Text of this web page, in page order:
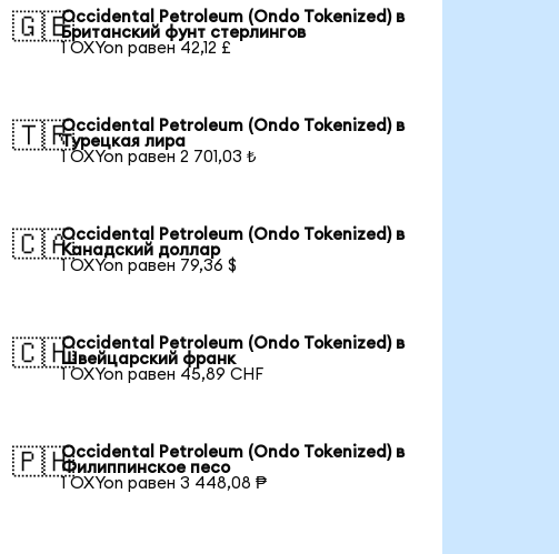
🇬🇧Occidental Petroleum (Ondo Tokenized) в
Британский фунт стерлингов
1 OXYon равен 42,12 £
🇹🇷Occidental Petroleum (Ondo Tokenized) в
Турецкая лира
1 OXYon равен 2 701,03 ₺
🇨🇦Occidental Petroleum (Ondo Tokenized) в
Канадский доллар
1 OXYon равен 79,36 $
🇨🇭Occidental Petroleum (Ondo Tokenized) в
Швейцарский франк
1 OXYon равен 45,89 CHF
🇵🇭Occidental Petroleum (Ondo Tokenized) в
Филиппинское песо
1 OXYon равен 3 448,08 ₱